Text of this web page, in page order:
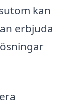
kan
erbjuda